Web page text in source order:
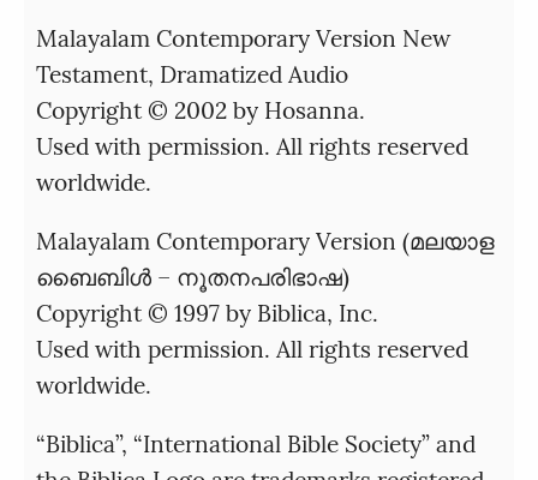
Malayalam Contemporary Version New
Testament, Dramatized Audio
Copyright © 2002 by Hosanna.
Used with permission. All rights reserved
worldwide.
Malayalam Contemporary Version (മലയാള
ബൈബിൾ – നൂതനപരിഭാഷ)
Copyright © 1997 by Biblica, Inc.
Used with permission. All rights reserved
worldwide.
“Biblica”, “International Bible Society” and